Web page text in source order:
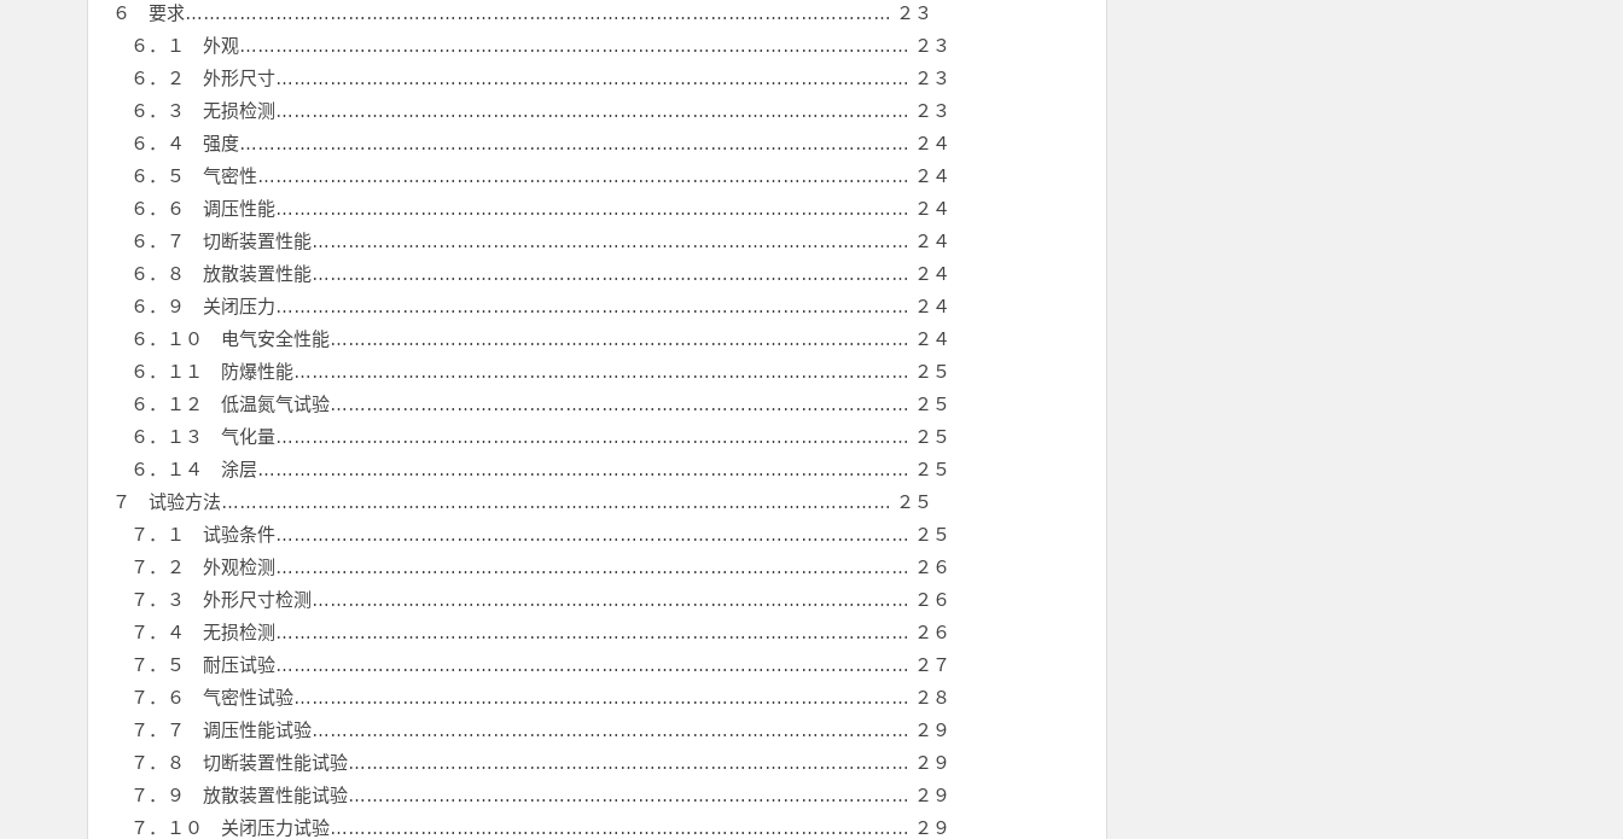
６ 要求……………………………………………………………………………………………………… ２３
６．１ 外观………………………………………………………………………………………………… ２３
６．２ 外形尺寸…………………………………………………………………………………………… ２３
６．３ 无损检测…………………………………………………………………………………………… ２３
６．４ 强度………………………………………………………………………………………………… ２４
６．５ 气密性……………………………………………………………………………………………… ２４
６．６ 调压性能…………………………………………………………………………………………… ２４
６．７ 切断装置性能……………………………………………………………………………………… ２４
６．８ 放散装置性能……………………………………………………………………………………… ２４
６．９ 关闭压力…………………………………………………………………………………………… ２４
６．１０ 电气安全性能…………………………………………………………………………………… ２４
６．１１ 防爆性能………………………………………………………………………………………… ２５
６．１２ 低温氮气试验…………………………………………………………………………………… ２５
６．１３ 气化量…………………………………………………………………………………………… ２５
６．１４ 涂层……………………………………………………………………………………………… ２５
７ 试验方法………………………………………………………………………………………………… ２５
７．１ 试验条件…………………………………………………………………………………………… ２５
７．２ 外观检测…………………………………………………………………………………………… ２６
７．３ 外形尺寸检测……………………………………………………………………………………… ２６
７．４ 无损检测…………………………………………………………………………………………… ２６
７．５ 耐压试验…………………………………………………………………………………………… ２７
７．６ 气密性试验………………………………………………………………………………………… ２８
７．７ 调压性能试验……………………………………………………………………………………… ２９
７．８ 切断装置性能试验………………………………………………………………………………… ２９
７．９ 放散装置性能试验………………………………………………………………………………… ２９
７．１０ 关闭压力试验…………………………………………………………………………………… ２９